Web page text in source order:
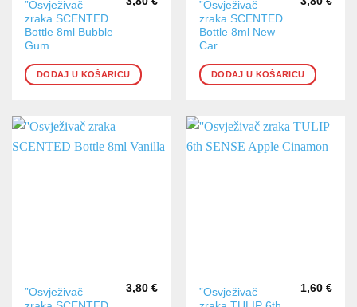
”Osvježivač
zraka SCENTED
Bottle 8ml Bubble
Gum
DODAJ U KOŠARICU
”Osvježivač
zraka SCENTED
Bottle 8ml New
Car
DODAJ U KOŠARICU
”Osvježivač
3,80 €
”Osvježivač
1,60 €